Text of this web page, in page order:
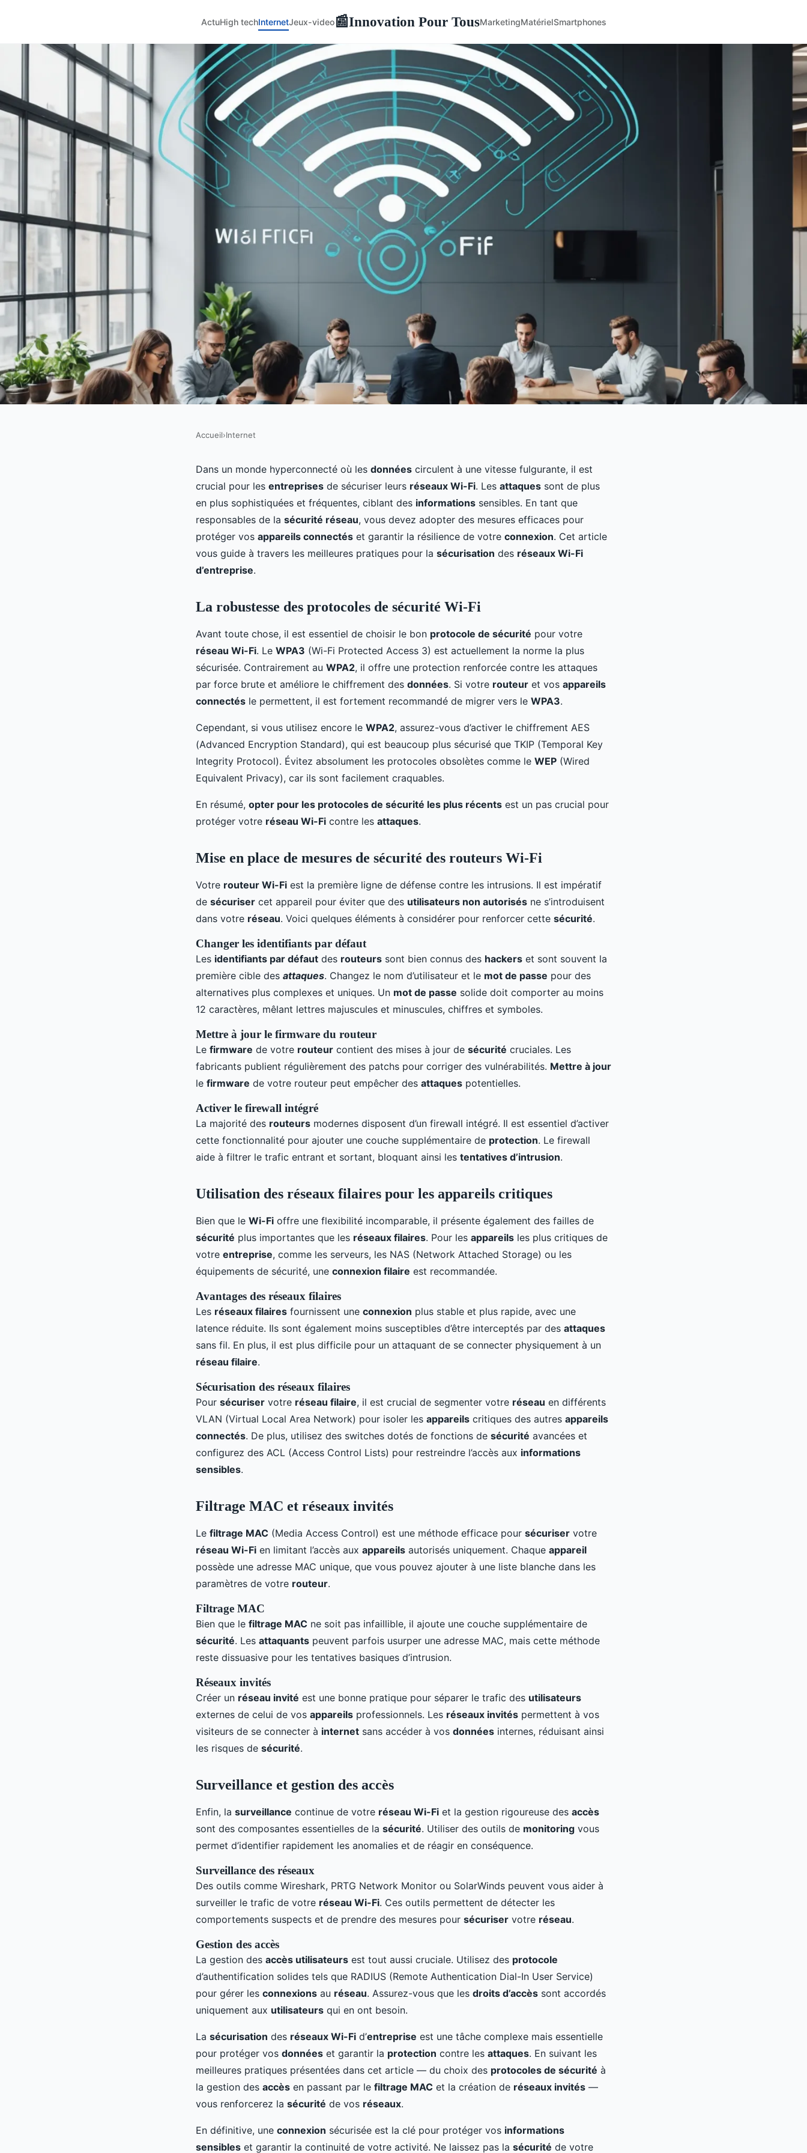
ActuHigh techInternetJeux-video📰Innovation Pour TousMarketingMatérielSmartphones
Quelles sont les meilleures pratiques
pour la sécurisation des réseaux Wi-Fi
5 min de lecture
Accueil›Internet
Dans un monde hyperconnecté où les données circulent à une vitesse fulgurante, il est
crucial pour les entreprises de sécuriser leurs réseaux Wi-Fi. Les attaques sont de plus
en plus sophistiquées et fréquentes, ciblant des informations sensibles. En tant que
responsables de la sécurité réseau, vous devez adopter des mesures efficaces pour
protéger vos appareils connectés et garantir la résilience de votre connexion. Cet article
vous guide à travers les meilleures pratiques pour la sécurisation des réseaux Wi-Fi
d’entreprise.
La robustesse des protocoles de sécurité Wi-Fi
Avant toute chose, il est essentiel de choisir le bon protocole de sécurité pour votre
réseau Wi-Fi. Le WPA3 (Wi-Fi Protected Access 3) est actuellement la norme la plus
sécurisée. Contrairement au WPA2, il offre une protection renforcée contre les attaques
par force brute et améliore le chiffrement des données. Si votre routeur et vos appareils
connectés le permettent, il est fortement recommandé de migrer vers le WPA3.
Cependant, si vous utilisez encore le WPA2, assurez-vous d’activer le chiffrement AES
(Advanced Encryption Standard), qui est beaucoup plus sécurisé que TKIP (Temporal Key
Integrity Protocol). Évitez absolument les protocoles obsolètes comme le WEP (Wired
Equivalent Privacy), car ils sont facilement craquables.
En résumé, opter pour les protocoles de sécurité les plus récents est un pas crucial pour
protéger votre réseau Wi-Fi contre les attaques.
Mise en place de mesures de sécurité des routeurs Wi-Fi
Votre routeur Wi-Fi est la première ligne de défense contre les intrusions. Il est impératif
de sécuriser cet appareil pour éviter que des utilisateurs non autorisés ne s’introduisent
dans votre réseau. Voici quelques éléments à considérer pour renforcer cette sécurité.
Changer les identifiants par défaut
Les identifiants par défaut des routeurs sont bien connus des hackers et sont souvent la
première cible des attaques. Changez le nom d’utilisateur et le mot de passe pour des
alternatives plus complexes et uniques. Un mot de passe solide doit comporter au moins
12 caractères, mêlant lettres majuscules et minuscules, chiffres et symboles.
Mettre à jour le firmware du routeur
Le firmware de votre routeur contient des mises à jour de sécurité cruciales. Les
fabricants publient régulièrement des patchs pour corriger des vulnérabilités. Mettre à jour
le firmware de votre routeur peut empêcher des attaques potentielles.
Activer le firewall intégré
La majorité des routeurs modernes disposent d’un firewall intégré. Il est essentiel d’activer
cette fonctionnalité pour ajouter une couche supplémentaire de protection. Le firewall
aide à filtrer le trafic entrant et sortant, bloquant ainsi les tentatives d’intrusion.
Utilisation des réseaux filaires pour les appareils critiques
Bien que le Wi-Fi offre une flexibilité incomparable, il présente également des failles de
sécurité plus importantes que les réseaux filaires. Pour les appareils les plus critiques de
votre entreprise, comme les serveurs, les NAS (Network Attached Storage) ou les
équipements de sécurité, une connexion filaire est recommandée.
Avantages des réseaux filaires
Les réseaux filaires fournissent une connexion plus stable et plus rapide, avec une
latence réduite. Ils sont également moins susceptibles d’être interceptés par des attaques
sans fil. En plus, il est plus difficile pour un attaquant de se connecter physiquement à un
réseau filaire.
Sécurisation des réseaux filaires
Pour sécuriser votre réseau filaire, il est crucial de segmenter votre réseau en différents
VLAN (Virtual Local Area Network) pour isoler les appareils critiques des autres appareils
connectés. De plus, utilisez des switches dotés de fonctions de sécurité avancées et
configurez des ACL (Access Control Lists) pour restreindre l’accès aux informations
sensibles.
Filtrage MAC et réseaux invités
Le filtrage MAC (Media Access Control) est une méthode efficace pour sécuriser votre
réseau Wi-Fi en limitant l’accès aux appareils autorisés uniquement. Chaque appareil
possède une adresse MAC unique, que vous pouvez ajouter à une liste blanche dans les
paramètres de votre routeur.
Filtrage MAC
Bien que le filtrage MAC ne soit pas infaillible, il ajoute une couche supplémentaire de
sécurité. Les attaquants peuvent parfois usurper une adresse MAC, mais cette méthode
reste dissuasive pour les tentatives basiques d’intrusion.
Réseaux invités
Créer un réseau invité est une bonne pratique pour séparer le trafic des utilisateurs
externes de celui de vos appareils professionnels. Les réseaux invités permettent à vos
visiteurs de se connecter à internet sans accéder à vos données internes, réduisant ainsi
les risques de sécurité.
Surveillance et gestion des accès
Enfin, la surveillance continue de votre réseau Wi-Fi et la gestion rigoureuse des accès
sont des composantes essentielles de la sécurité. Utiliser des outils de monitoring vous
permet d’identifier rapidement les anomalies et de réagir en conséquence.
Surveillance des réseaux
Des outils comme Wireshark, PRTG Network Monitor ou SolarWinds peuvent vous aider à
surveiller le trafic de votre réseau Wi-Fi. Ces outils permettent de détecter les
comportements suspects et de prendre des mesures pour sécuriser votre réseau.
Gestion des accès
La gestion des accès utilisateurs est tout aussi cruciale. Utilisez des protocole
d’authentification solides tels que RADIUS (Remote Authentication Dial-In User Service)
pour gérer les connexions au réseau. Assurez-vous que les droits d’accès sont accordés
uniquement aux utilisateurs qui en ont besoin.
La sécurisation des réseaux Wi-Fi d’entreprise est une tâche complexe mais essentielle
pour protéger vos données et garantir la protection contre les attaques. En suivant les
meilleures pratiques présentées dans cet article — du choix des protocoles de sécurité à
la gestion des accès en passant par le filtrage MAC et la création de réseaux invités —
vous renforcerez la sécurité de vos réseaux.
En définitive, une connexion sécurisée est la clé pour protéger vos informations
sensibles et garantir la continuité de votre activité. Ne laissez pas la sécurité de votre